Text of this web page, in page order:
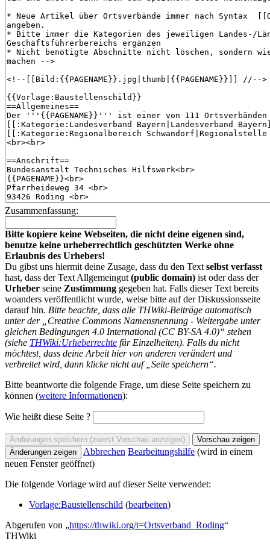
Zusammenfassung:
Bitte kopiere keine Webseiten, die nicht deine eigenen sind,
benutze keine urheberrechtlich geschützten Werke ohne
Erlaubnis des Urhebers!
Du gibst uns hiermit deine Zusage, dass du den Text selbst verfasst
hast, dass der Text Allgemeingut (public domain) ist oder dass der
Urheber seine Zustimmung gegeben hat. Falls dieser Text bereits
woanders veröffentlicht wurde, weise bitte auf der Diskussionsseite
darauf hin. Bitte beachte, dass alle THWiki-Beiträge automatisch
unter der „Creative Commons Namensnennung - Weitergabe unter
gleichen Bedingungen 4.0 International (CC BY-SA 4.0)“ stehen
(siehe THWiki:Urheberrechte für Einzelheiten). Falls du nicht
möchtest, dass deine Arbeit hier von anderen verändert und
verbreitet wird, dann klicke nicht auf „Seite speichern“.
Bitte beantworte die folgende Frage, um diese Seite speichern zu
können (weitere Informationen):
Wie heißt diese Seite ?
Abbrechen Bearbeitungshilfe (wird in einem
neuen Fenster geöffnet)
Die folgende Vorlage wird auf dieser Seite verwendet:
Vorlage:Baustellenschild (bearbeiten)
Abgerufen von „https://thwiki.org/t=Ortsverband_Roding“
THWiki